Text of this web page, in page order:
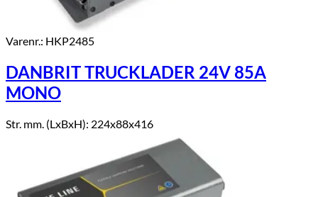
Varenr.: HKP2485
DANBRIT TRUCKLADER 24V 85A
MONO
Str. mm. (LxBxH): 224x88x416